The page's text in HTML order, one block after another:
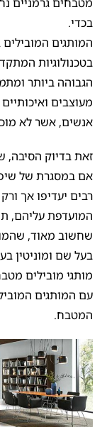
בכדי.
המותגים
בטכנולוגיות
הגבוהה ביותר
מעוצבים
אנשים, אשר לא
זאת בדיוק הסיבה,
אם במסגרת של
רבים יעדיפו אך
המועדפת עליהם,
שחשוב מאוד,
בעל שם ומוניטין
מותגי מובילים
עם המותגים
המטבח.